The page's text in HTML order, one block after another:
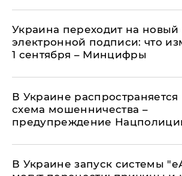
Украина переходит на новый
электронной подписи: что
1 сентября – Минцифры
В Украине распространяется
схема мошенничества –
предупреждение
В Украине запуск системы